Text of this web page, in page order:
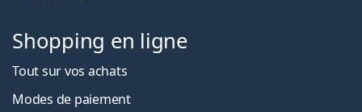
Shopping en ligne
Tout sur vos achats
Modes de paiement